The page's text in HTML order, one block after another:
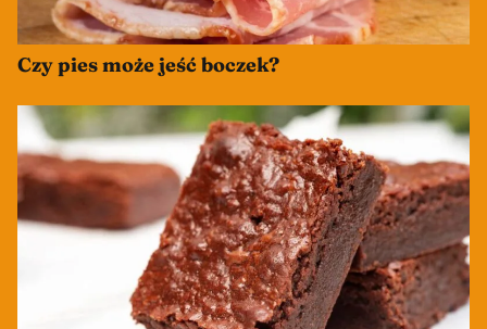
Czy pies może jeść boczek?